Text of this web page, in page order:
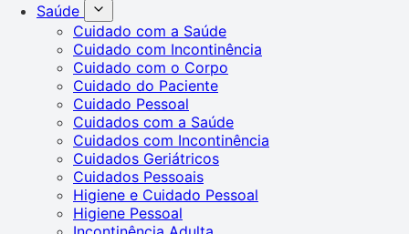
Saúde
Cuidado com a Saúde
Cuidado com Incontinência
Cuidado com o Corpo
Cuidado do Paciente
Cuidado Pessoal
Cuidados com a Saúde
Cuidados com Incontinência
Cuidados Geriátricos
Cuidados Pessoais
Higiene e Cuidado Pessoal
Higiene Pessoal